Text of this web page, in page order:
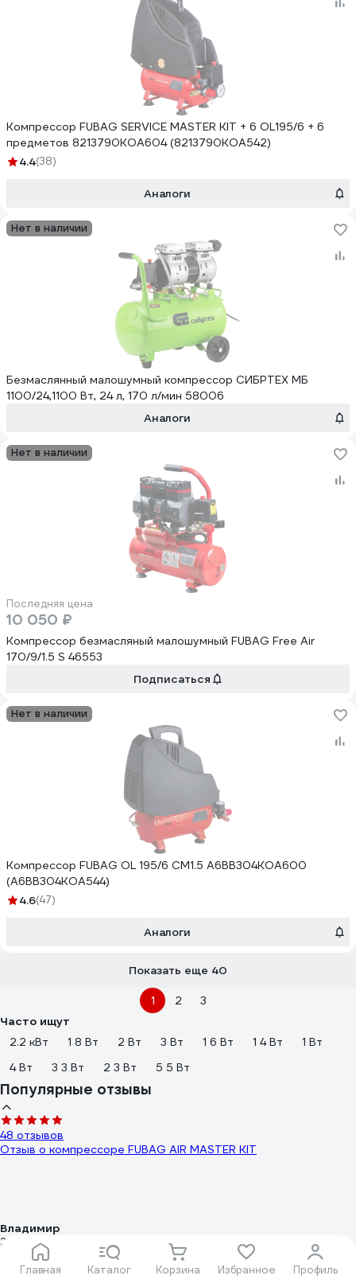
Главная Каталог Корзина Избранное Профиль
Компрессор FUBAG SERVICE MASTER KIT + 6 OL195/6 + 6
предметов 8213790KOA604 (8213790KOA542)
4.4(38)
Аналоги
Нет в наличии
Безмаслянный малошумный компрессор СИБРТЕХ МБ
1100/24,1100 Вт, 24 л, 170 л/мин 58006
Аналоги
Нет в наличии
Последняя цена
10 050 ₽
Компрессор безмасляный малошумный FUBAG Free Air
170/9/1.5 S 46553
Подписаться
Нет в наличии
Компрессор FUBAG OL 195/6 CM1.5 A6BB304KOA600
(A6BB304KOA544)
4.6(47)
Аналоги
Показать еще 40
1 2
3
Часто ищут
2.2 кВт
1 8 Вт 2 Вт 3 Вт 1 6 Вт 1 4 Вт
1 Вт
4 Вт
3 3 Вт 2 3 Вт 5 5 Вт
Популярные отзывы
48 отзывов
Отзыв о компрессоре FUBAG AIR MASTER KIT
Владимир
28.09.2016
цена качество